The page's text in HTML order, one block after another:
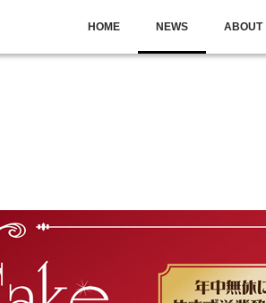
HOME NEWS ABOUT